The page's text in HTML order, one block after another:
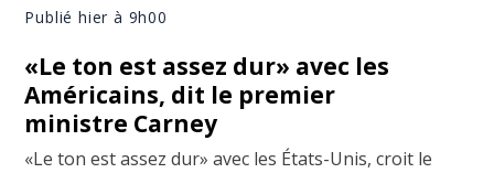
Publié hier à 9h00
«Le ton est assez dur» avec les
Américains, dit le premier
ministre Carney
«Le ton est assez dur» avec les États-Unis, croit le